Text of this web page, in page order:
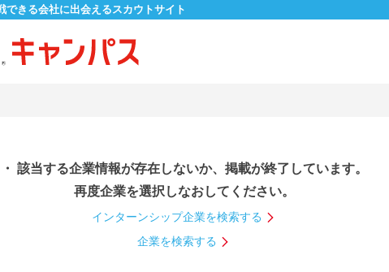
できる会社に出会えるスカウトサイト
・ 該当する企業情報が存在しないか、掲載が終了しています。
再度企業を選択しなおしてください。
インターンシップ企業を検索する
企業を検索する